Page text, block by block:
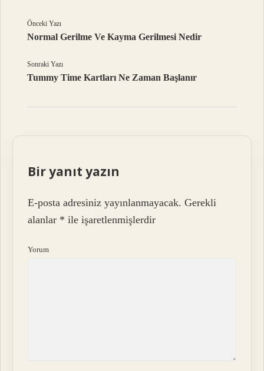
Önceki Yazı
Normal Gerilme Ve Kayma Gerilmesi Nedir
Sonraki Yazı
Tummy Time Kartları Ne Zaman Başlanır
Bir yanıt yazın
E-posta adresiniz yayınlanmayacak. Gerekli
alanlar * ile işaretlenmişlerdir
Yorum